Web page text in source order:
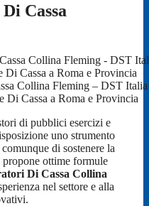
Cassa
Collina Fleming – DST Italia
Di Cassa a Roma e Provincia
di pubblici esercizi e
uno strumento
di sostenere la
propone ottime formule
Di Cassa Collina
nel settore e alla